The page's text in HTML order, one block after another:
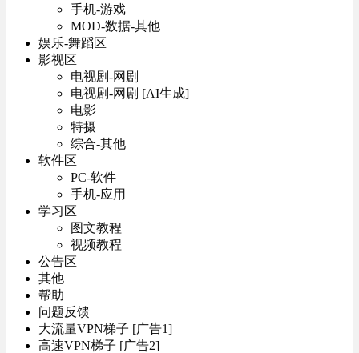
手机-游戏
MOD-数据-其他
娱乐-舞蹈区
影视区
电视剧-网剧
电视剧-网剧 [AI生成]
电影
特摄
综合-其他
软件区
PC-软件
手机-应用
学习区
图文教程
视频教程
公告区
其他
帮助
问题反馈
大流量VPN梯子 [广告1]
高速VPN梯子 [广告2]